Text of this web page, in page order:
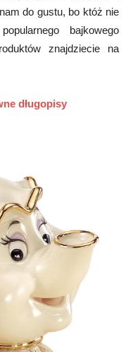
do gustu, bo któż nie
bajkowego
znajdziecie na
długopisy